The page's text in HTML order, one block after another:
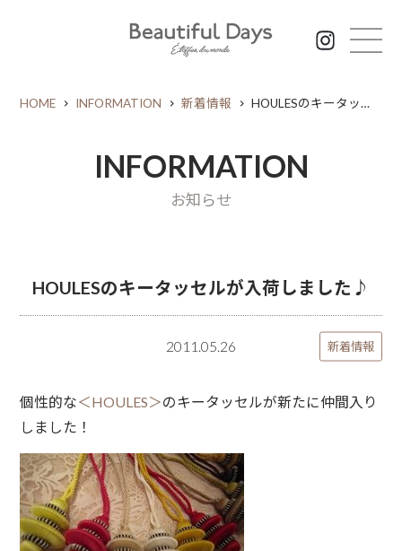
HOME INFORMATION 新着情報 HOULESのキータッセルが入荷しました♪
INFORMATION
お知らせ
HOULESのキータッセルが入荷しました♪
2011.05.26 新着情報
個性的な＜HOULES＞のキータッセルが新たに仲間入り
しました！